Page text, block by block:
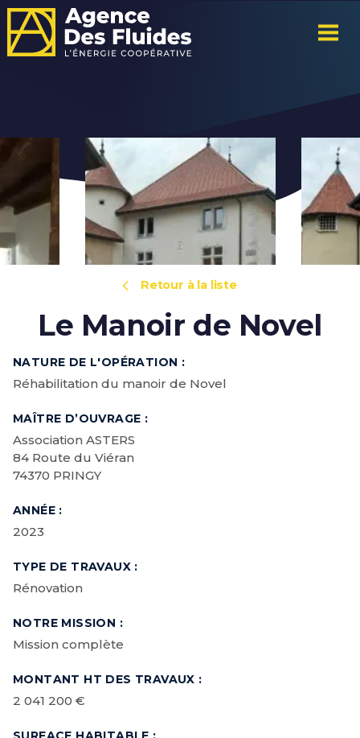
Retour à la liste
Le Manoir de Novel
NATURE DE L'OPÉRATION :
Réhabilitation du manoir de Novel
MAÎTRE D’OUVRAGE :
Association ASTERS
84 Route du Viéran
74370 PRINGY
ANNÉE :
2023
TYPE DE TRAVAUX :
Rénovation
NOTRE MISSION :
Mission complète
MONTANT HT DES TRAVAUX :
2 041 200 €